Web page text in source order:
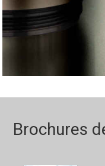
Brochures